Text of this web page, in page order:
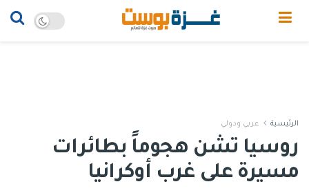
الرئيسية عربي ودولي
روسيا تشن هجوماً بطائرات
مسيرة على غرب أوكرانيا